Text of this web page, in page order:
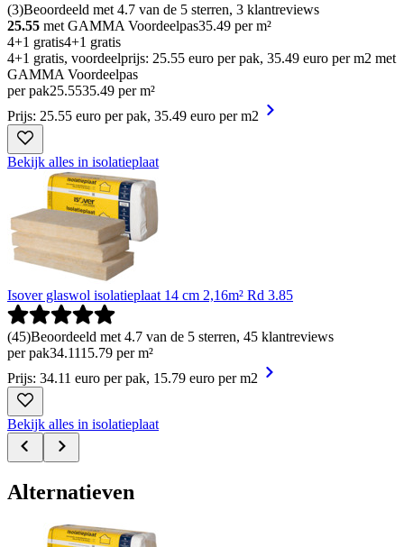
(3)Beoordeeld met 4.7 van de 5 sterren, 3 klantreviews
25.55 met GAMMA Voordeelpas35.49 per m²
4+1 gratis4+1 gratis
4+1 gratis, voordeelprijs: 25.55 euro per pak, 35.49 euro per m2 met
GAMMA Voordeelpas
per pak25.5535.49 per m²
Prijs: 25.55 euro per pak, 35.49 euro per m2
Bekijk alles in isolatieplaat
Isover glaswol isolatieplaat 14 cm 2,16m² Rd 3.85
(45)Beoordeeld met 4.7 van de 5 sterren, 45 klantreviews
per pak34.1115.79 per m²
Prijs: 34.11 euro per pak, 15.79 euro per m2
Bekijk alles in isolatieplaat
Alternatieven